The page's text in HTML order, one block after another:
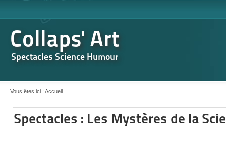
Collaps' Art
Spectacles Science Humour
Vous êtes ici : Accueil
Spectacles : Les Mystères de la